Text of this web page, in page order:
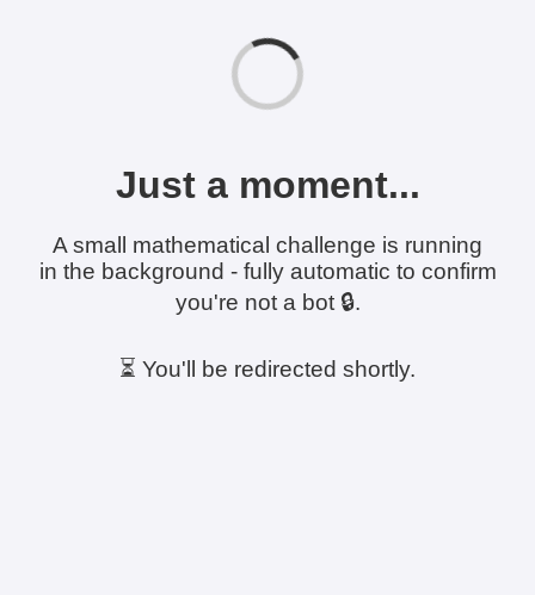
Just a moment...
A small mathematical challenge is running
in the background - fully automatic to confirm
you're not a bot 🔒.
⏳ You'll be redirected shortly.